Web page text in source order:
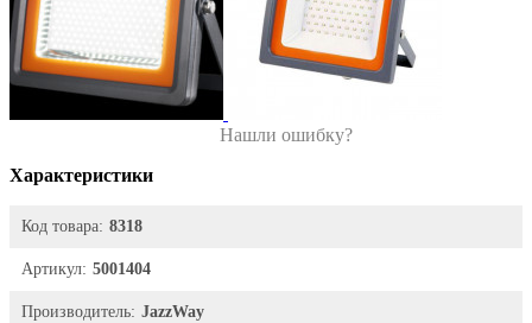
Нашли ошибку?
Характеристики
Код товара: 8318
Артикул: 5001404
Производитель: JazzWay